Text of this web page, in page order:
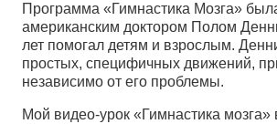
Программа «Гимнастика Мозга»
американским доктором Полом
лет помогал детям и взрослым.
простых, специфичных движений,
независимо от его проблемы.
Мой видео-урок «Гимнастика